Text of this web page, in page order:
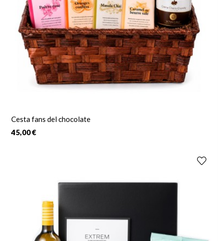
Cesta fans del chocolate
45,00 €